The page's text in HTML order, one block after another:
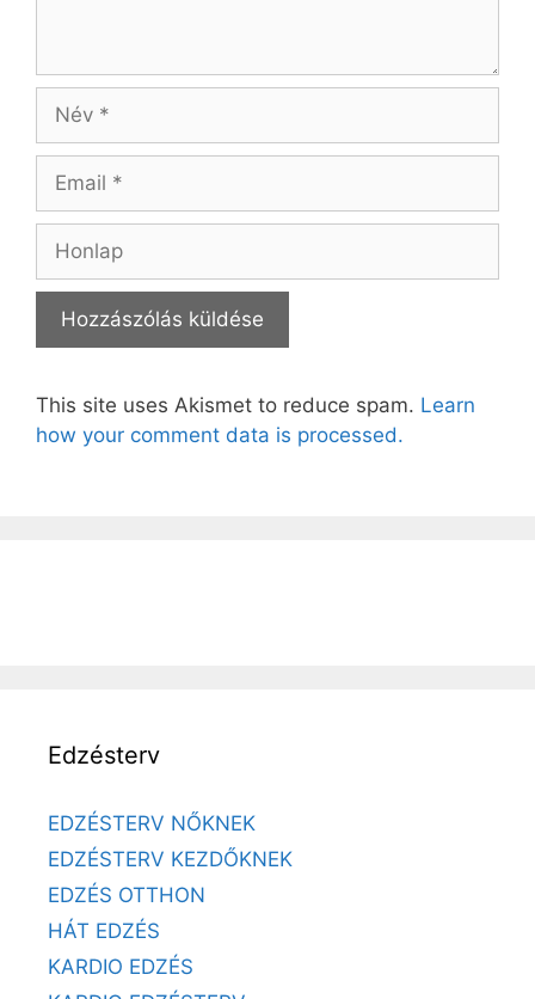
Név
Email
Honlap
This site uses Akismet to reduce spam. Learn
how your comment data is processed.
Edzésterv
EDZÉSTERV NŐKNEK
EDZÉSTERV KEZDŐKNEK
EDZÉS OTTHON
HÁT EDZÉS
KARDIO EDZÉS